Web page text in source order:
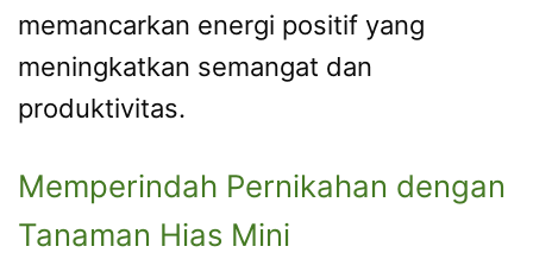
memancarkan energi positif yang
meningkatkan semangat dan
produktivitas.
Memperindah Pernikahan dengan
Tanaman Hias Mini